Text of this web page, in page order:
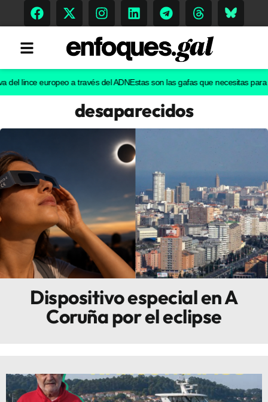
Gastronomía
Escenarios
Sostenibilidad
Innova
europeo a través del ADNEstas son las gafas que necesitas para ver
desaparecidos
Dispositivo especial en A
Coruña por el eclipse